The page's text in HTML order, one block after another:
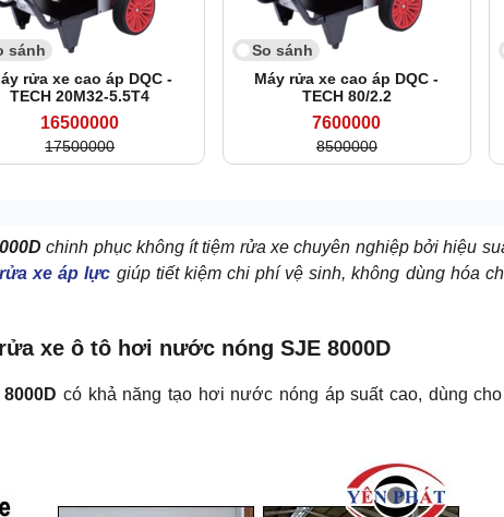
sánh
rửa xe cao áp DQC -
TECH 20M32-5.5T4
16500000
17500000
So sánh
Máy rửa xe cao áp DQC -
TECH 80/2.2
7600000
8500000
chinh phục không ít tiệm rửa xe chuyên nghiệp bởi hiệu
xe áp lực giúp tiết kiệm chi phí vệ sinh, không dùng hóa
xe ô tô hơi nước nóng SJE 8000D
có khả năng tạo hơi nước nóng áp suất cao, dùng